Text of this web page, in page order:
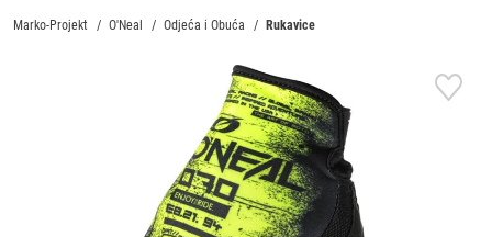
Marko-Projekt O'Neal Odjeća i Obuća Rukavice